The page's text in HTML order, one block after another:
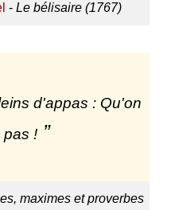
- Le bélisaire (1767)
d'appas : Qu'on
pas !
maximes et proverbes